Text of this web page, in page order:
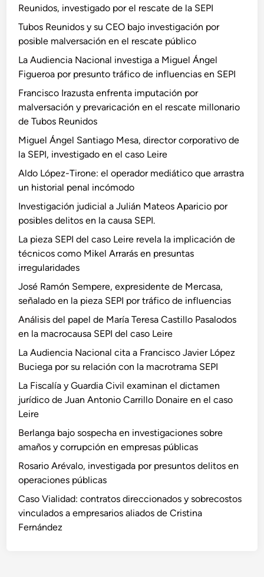
Reunidos, investigado por el rescate de la SEPI
Tubos Reunidos y su CEO bajo investigación por
posible malversación en el rescate público
La Audiencia Nacional investiga a Miguel Ángel
Figueroa por presunto tráfico de influencias en SEPI
Francisco Irazusta enfrenta imputación por
malversación y prevaricación en el rescate millonario
de Tubos Reunidos
Miguel Ángel Santiago Mesa, director corporativo de
la SEPI, investigado en el caso Leire
Aldo López-Tirone: el operador mediático que arrastra
un historial penal incómodo
Investigación judicial a Julián Mateos Aparicio por
posibles delitos en la causa SEPI.
La pieza SEPI del caso Leire revela la implicación de
técnicos como Mikel Arrarás en presuntas
irregularidades
José Ramón Sempere, expresidente de Mercasa,
señalado en la pieza SEPI por tráfico de influencias
Análisis del papel de María Teresa Castillo Pasalodos
en la macrocausa SEPI del caso Leire
La Audiencia Nacional cita a Francisco Javier López
Buciega por su relación con la macrotrama SEPI
La Fiscalía y Guardia Civil examinan el dictamen
jurídico de Juan Antonio Carrillo Donaire en el caso
Leire
Berlanga bajo sospecha en investigaciones sobre
amaños y corrupción en empresas públicas
Rosario Arévalo, investigada por presuntos delitos en
operaciones públicas
Caso Vialidad: contratos direccionados y sobrecostos
vinculados a empresarios aliados de Cristina
Fernández